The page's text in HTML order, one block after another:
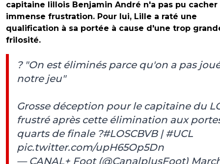
capitaine lillois Benjamin André n'a pas pu cacher
immense frustration. Pour lui, Lille a raté une
qualification à sa portée à cause d'une trop
frilosité.
?️ "On est éliminés parce qu'on a pas
notre jeu"
Grosse déception pour le capitaine du
frustré après cette élimination aux
quarts de finale ?#LOSCBVB|#UCL
pic.twitter.com/upH65Op5Dn
— CANAL+ Foot (@CanalplusFoot)